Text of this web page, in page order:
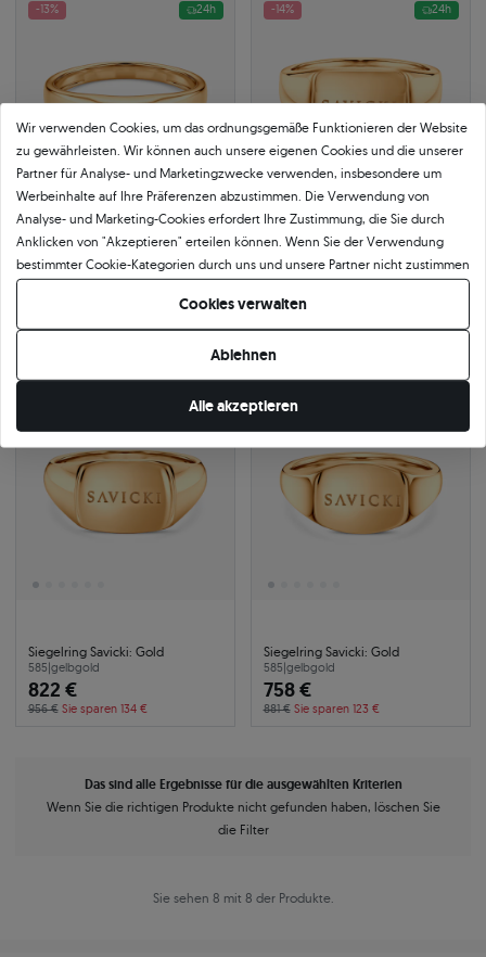
-13% 24h
Siegelring Savicki: Gold,
Labordiamant
1.618 € Sie sparen 210 €
-14% 24h
Siegelring Savicki: Gold
931 €
24h
Siegelring Savicki: Gold
585|gelbgold
822 €
956 € Sie sparen 134 €
-14%
Siegelring Savicki: Gold
585|gelbgold
758 €
881 € Sie sparen 123 €
Das sind alle Ergebnisse für die ausgewählten Kriterien
Wenn Sie die richtigen Produkte nicht gefunden haben, löschen Sie
die Filter
Sie sehen 8 mit 8 der Produkte.
Wir verwenden Cookies, um das ordnungsgemäße Funktionieren der Website
zu gewährleisten. Wir können auch unsere eigenen Cookies und die unserer
Partner für Analyse- und Marketingzwecke verwenden, insbesondere um
Werbeinhalte auf Ihre Präferenzen abzustimmen. Die Verwendung von
Analyse- und Marketing-Cookies erfordert Ihre Zustimmung, die Sie durch
Anklicken von "Akzeptieren" erteilen können. Wenn Sie der Verwendung
bestimmter Cookie-Kategorien durch uns und unsere Partner nicht zustimmen
möchten, klicken Sie auf "Lassen Sie mich wählen" und bestimmen Sie Ihre
Präferenzen. Sie können Ihre Zustimmung jederzeit widerrufen, indem Sie
Ihre Cookie-Einstellungen ändern.
Cookies verwalten
Ablehnen
Alle akzeptieren